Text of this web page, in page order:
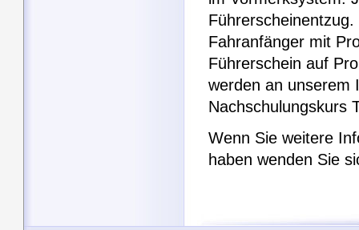
Fahranfänger mit
Führerschein auf
werden an unserem
Nachschulungskurs
Wenn Sie weitere
haben wenden Sie